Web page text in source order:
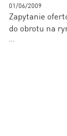
01/06/2009
Zapytanie
do obrotu na
...